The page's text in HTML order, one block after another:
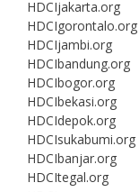
HDCIjakarta.org
HDCIgorontalo.org
HDCIjambi.org
HDCIbandung.org
HDCIbogor.org
HDCIbekasi.org
HDCIdepok.org
HDCIsukabumi.org
HDCIbanjar.org
HDCItegal.org